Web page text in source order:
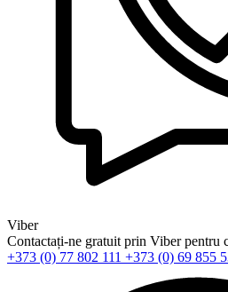
Viber
Contactați-ne gratuit prin Viber pentru
+373 (0) 77 802 111 +373 (0) 69 855